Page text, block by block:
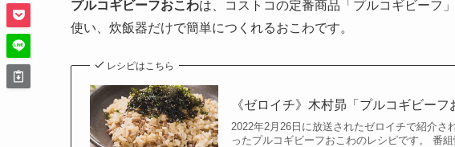
プルコギビーフおこわは、コストコの定番商品「プルコギビーフ
使い、炊飯器だけで簡単につくれるおこわです。
レシピはこちら
《ゼロイチ》木村昴「プルコギビー
2022年2月26日に放送されたゼロイチで紹介
ったプルコギビーフおこわのレシピです。 番